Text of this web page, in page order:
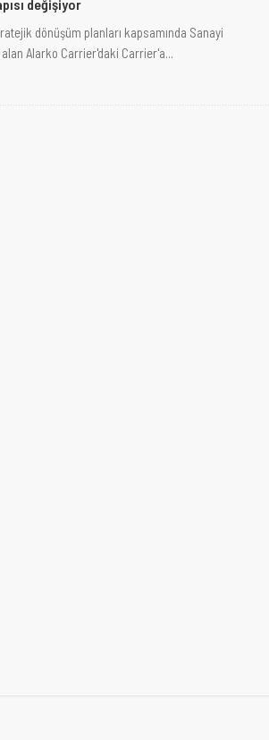
değişiyor
dönüşüm planları kapsamında Sanayi
Alarko Carrier'daki Carrier'a...